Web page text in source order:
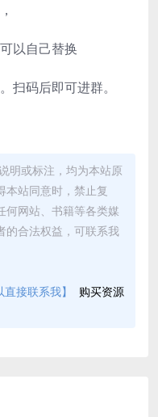
以自己替换
扫码后即可进群。
明或标注，均为本站原
本站同意时，禁止复
何网站、书籍等各类媒
的合法权益，可联系我
直接联系我】
购买资源